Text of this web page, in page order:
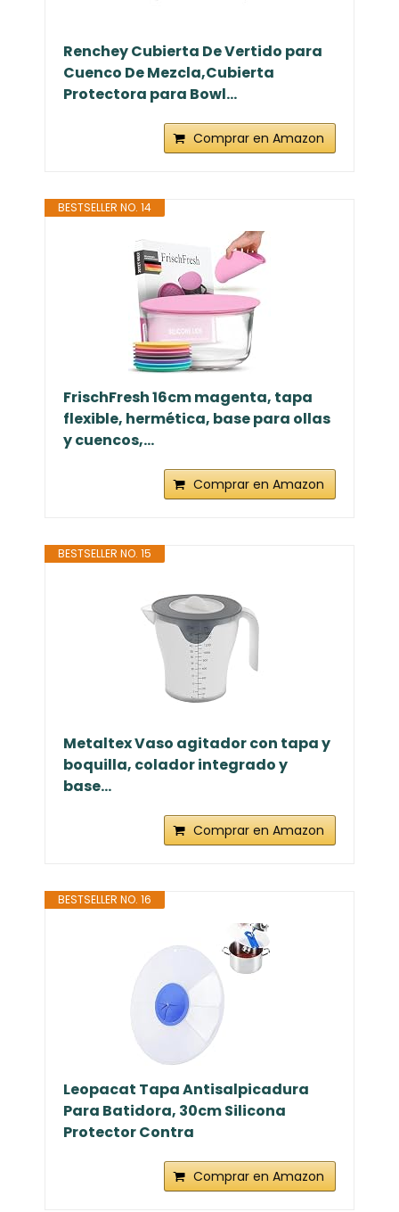
Renchey Cubierta De Vertido para
Cuenco De Mezcla,Cubierta
Protectora para Bowl...
Comprar en Amazon
BESTSELLER NO. 14
FrischFresh 16cm magenta, tapa
flexible, hermética, base para ollas
y cuencos,...
Comprar en Amazon
BESTSELLER NO. 15
Metaltex Vaso agitador con tapa y
boquilla, colador integrado y
base...
Comprar en Amazon
BESTSELLER NO. 16
Leopacat Tapa Antisalpicadura
Para Batidora, 30cm Silicona
Protector Contra
Comprar en Amazon